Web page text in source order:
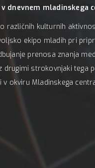
dnevnem mladinskega
različnih kulturnih
ekipo mladih pri
prenosa znanja
strokovnjaki tega
Mladinskega